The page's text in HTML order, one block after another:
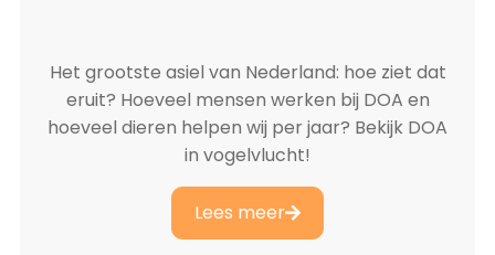
Het grootste asiel van Nederland: hoe ziet dat
eruit? Hoeveel mensen werken bij DOA en
hoeveel dieren helpen wij per jaar? Bekijk DOA
in vogelvlucht!
Lees meer